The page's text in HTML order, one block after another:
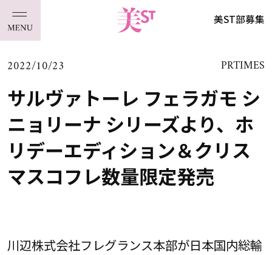
美ST部募集
2022/10/23 PRTIMES
サルヴァトーレ フェラガモ シ
ニョリーナ シリーズより、ホ
リデーエディション＆クリス
マスコフレ数量限定発売
川辺株式会社フレグランス本部が日本国内総輸